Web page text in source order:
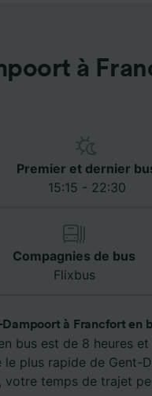
à
Premier et dernier
15:15 - 22:30
Compagnies de bus
Flixbus
à Francfort en
bus est de 8 heures
plus rapide de Gent-
votre temps de trajet